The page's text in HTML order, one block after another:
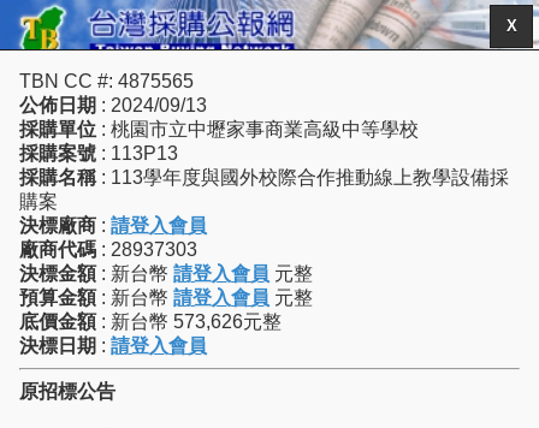
X
TBN CC #: 4875565
公佈日期 : 2024/09/13
採購單位 : 桃園市立中壢家事商業高級中等學校
採購案號 : 113P13
採購名稱 : 113學年度與國外校際合作推動線上教學設備採
購案
決標廠商 : 請登入會員
廠商代碼 : 28937303
決標金額 : 新台幣 請登入會員 元整
預算金額 : 新台幣 請登入會員 元整
底價金額 : 新台幣 573,626元整
決標日期 : 請登入會員
原招標公告